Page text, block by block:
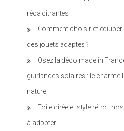
récalcitrantes
Comment choisir et équiper
des jouets adaptés ?
Osez la déco made in
guirlandes solaires : le charme
naturel
Toile cirée et style rétro :
à adopter